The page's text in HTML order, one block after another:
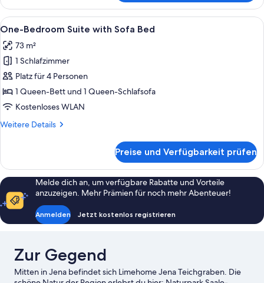
Room
Wheelchair
Accessible
Alle
Fotos
für
One-
Bedroom
Suite
with
Bed
Ein modernes Hotelzimmer mit
10
One-Bedroom Suite with Sofa Bed
73 m²
1 Schlafzimmer
Platz für 4 Personen
1 Queen-Bett und 1 Queen-Schlafsofa
Kostenloses WLAN
Weitere Details
Weitere
Bedroom
Suite
with
Sofa
Bed
Preise und Verfügbarkeit prüfen
Melde dich an, um verfügbare Rabatte und Vorteile
anzuzeigen. Mehr Prämien für noch mehr Abenteuer!
Anmelden Jetzt kostenlos registrieren
Zur Gegend
Mitten in Jena befindet sich Limehome Jena Teichgraben. Die